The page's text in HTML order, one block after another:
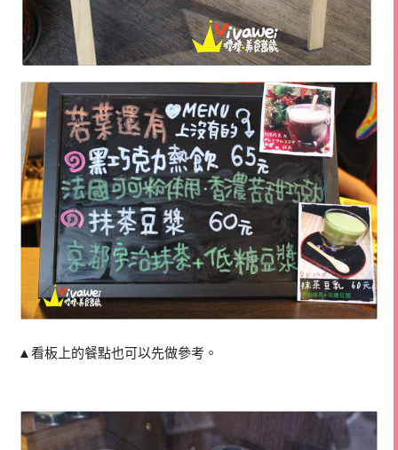
▲看板上的餐點也可以先做參考。